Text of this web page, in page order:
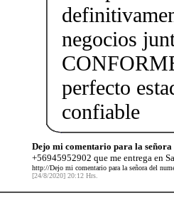
negocios
perfecto
confiable
Dejo mi comentario para la señora
+56945952902 que me entrega en
http://Dejo mi comentario para la señora del
[24/8/2020] 20:12 Hrs.